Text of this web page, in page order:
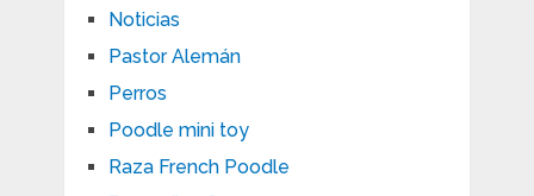
Noticias
Pastor Alemán
Perros
Poodle mini toy
Raza French Poodle